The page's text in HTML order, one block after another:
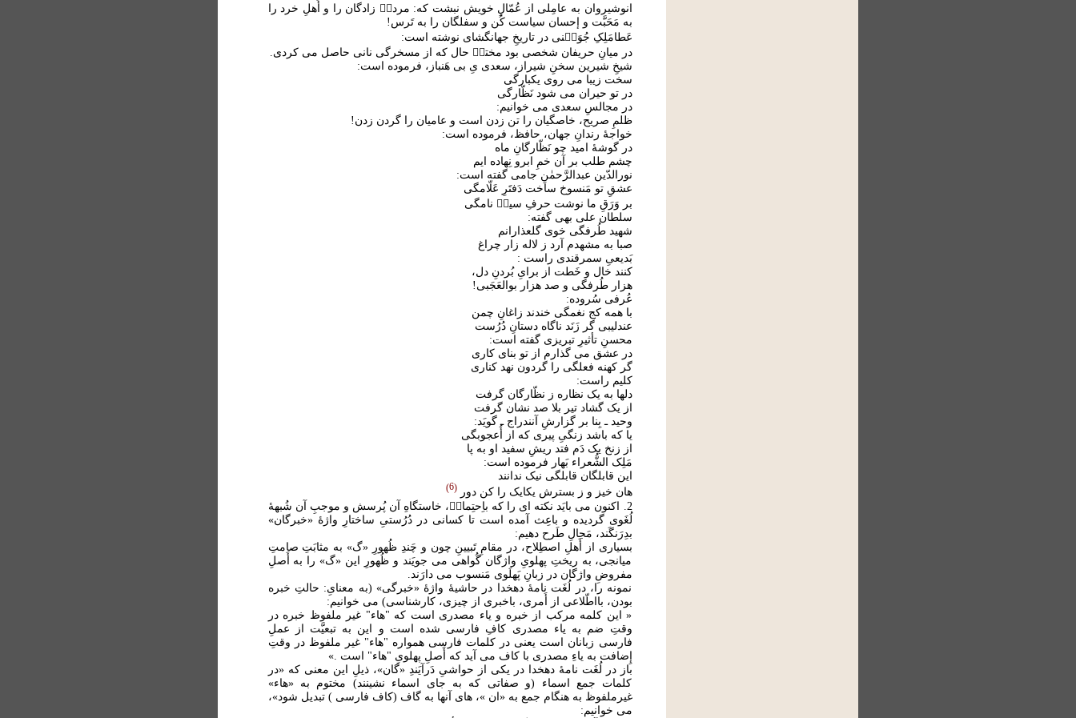
انوشيروان به عامِلی از عُمّالِ خويش نبشت که: مردم۟ زادگان را و أَهلِ خرد را
به مَحَبَّت و إحسان سياست کُن و سفلگان را به تَرس!
عَطامَلِکِ جُوَی۟نی در تاریخِ جهانگشای نوشته است:
در میانِ حریفان شخصی بود مختل۟ حال که از مسخرگی نانی حاصل می کردی.
شیخِ شیرین سخنِ شیراز، سعدی یِ بی هَنباز، فرموده است:
سخت زیبا می روی یکبارگی
در تو حیران می شود نَظّارگی
در مجالسِ سعدی می خوانیم:
ظلمِ صریح، خاصگیان را تن زدن است و عامیان را گردن زدن!
خواجۀ رندانِ جهان، حافظ، فرموده است:
در گوشۀ امید چو نَظّارگانِ ماه
چشم طلب بر آن خمِ ابرو نِهاده ایم
نورالدّین عبدالرَّحمٰنِ جامی گفته است:
عشقِ تو مَنسوخ ساخت دَفتَرِ عَلّامگی
بر وَرَقِ ما نوشت حرفِ سیه۟ نامگی
سلطان علی بهی گفته:
شهید طُرفگی خوی گلعذارانم
صبا به مشهدم آرد ز لاله زار چراغ
بَدیعیِ سمرقندی راست :
کنند خال و خَطت از برایِ بُردنِ دل،
هزار طُرفگی و صد هزار بوالعَجَبی!
عُرفی سُروده:
با همه کج نغمگی خندند زاغانِ چمن
عندلیبی گر زَنَد ناگاه دستانِ دُرُست
محسنِ تأثیرِ تبریزی گفته است:
در عشق می گذارم از تو بنای کاری
گر کهنه فعلگی را گردون نهد کناری
کلیم راست:
دلها به یک نظاره ز نظّارگان گرفت
از یک گشاد تیر بلا صد نشان گرفت
وحید ـ بِنا بر گزارشِ آنندراج ـ گویَد:
یا که باشد زنگیِ پیری که از أُعجوبگی
از زنخ یک دَم فتد ریشِ سفید او به پا
مَلِک الشُّعراء بَهار فرموده است:
این قابلگان قابلگی نیک ندانند
هان خیز و ز بسترش یکایک را کن دور 6
2. اکنون می بایَد نکته ای را که باِحتِمال۟، خاستگاهِ آن پُرسش و موجبِ آن شُبهۀ
لُغَوی گردیده و باعِث آمده است تا کسانی در دُرُستیِ ساختارِ واژۀ «خبرگان»
بدِرَنگَند، مَجالِ طَرح دهیم:
بسیاری از أَهلِ اصطِلاح، در مقامِ تَبیینِ چون و چَندِ ظُهورِ «گ» به مثابَتِ صامتِ
میانجی، به ریختِ پهلویِ واژگان گُواهی می جویَند و ظُهورِ این «گ» را به أَصلِ
مفروضِ واژگان در زبانِ پَهلَوی مَنسوب می دارَند.
نمونه را، در لُغَت نامۀ دهخدا در حاشیۀ واژۀ «خبرگی» (به معنایِ: حالتِ خبره
بودن، بااطّلاعی از أَمری، باخبری از چیزی، کارشناسی) می خوانیم:
« اين کلمه مرکب از خبره و ياء مصدری است که "هاء" غير ملفوظ خبره در
وقتِ ضم به ياء مصدری کافِ فارسی شده است و اين به تبعيَّت از عملِ
فارسی زبانان است يعنی در کلمات فارسی همواره "هاء" غير ملفوظ در وقتِ
إِضافت به ياءِ مصدری با کاف می آيد که أَصلِ پهلویِ "هاء" است .»
باز در لُغَت نامۀ دهخدا در یکی از حواشیِ دَرآیَندِ «گان»، ذیلِ این معنی که «در
کلمات جمع اسماء (و صفاتی که به جای اسماء نشینند) مختوم به «هاء»
غیرملفوظ به هنگام جمع به «ان »، های آنها به گاف (کاف فارسی ) تبدیل شود»،
می خوانیم: